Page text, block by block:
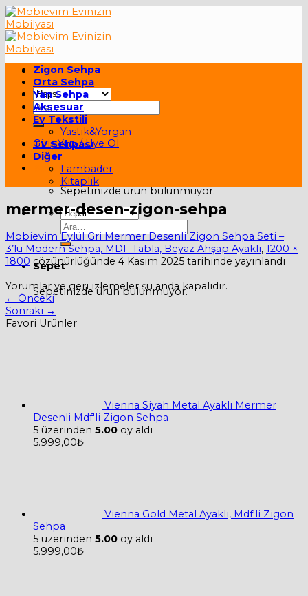
Skip
to
content
Ara:
Giriş Yap / Üye Ol
Sepet /0,00₺
Sepetinizde ürün bulunmuyor.
Ara:
Sepet
Sepetinizde ürün bulunmuyor.
Zigon Sehpa
Orta Sehpa
Yan Sehpa
Aksesuar
Ev Tekstili
Yastık&Yorgan
TV Sehpası
Diğer
Lambader
Kitaplık
mermer-desen-zigon-sehpa
Mobievim Eylül Gri Mermer Desenli Zigon Sehpa Seti –
3’lü Modern Sehpa, MDF Tabla, Beyaz Ahşap Ayaklı, 1200 ×
1800 çözünürlüğünde 4 Kasım 2025 tarihinde yayınlandı
Yorumlar ve geri izlemeler şu anda kapalıdır.
← Önceki
Sonraki →
Favori Ürünler
Vienna Siyah Metal Ayaklı Mermer
Desenli Mdf'li Zigon Sehpa
5 üzerinden 5.00 oy aldı
5.999,00₺
Vienna Gold Metal Ayaklı, Mdf'li Zigon
Sehpa
5 üzerinden 5.00 oy aldı
5.999,00₺